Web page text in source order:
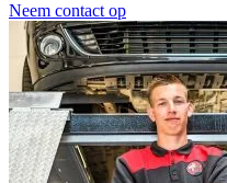
Neem contact op